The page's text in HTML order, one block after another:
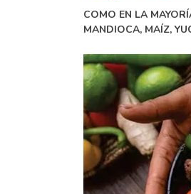
COMO EN LA
MANDIOCA, MAÍZ,